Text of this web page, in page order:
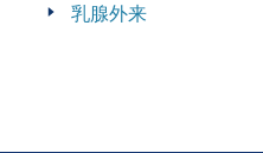
乳腺外来